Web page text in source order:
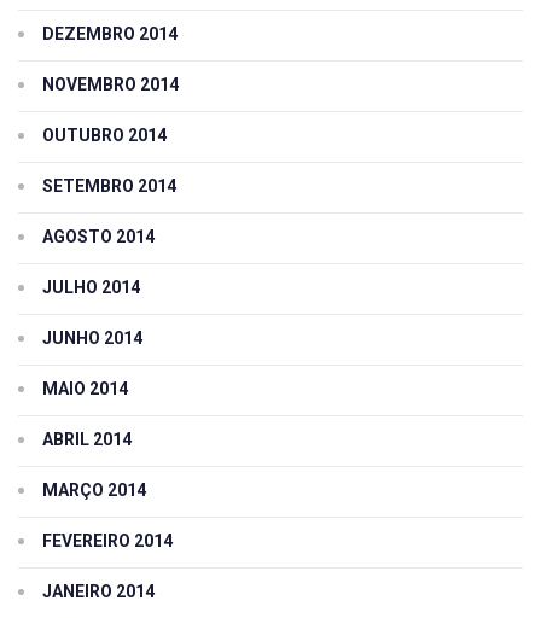
DEZEMBRO 2014
NOVEMBRO 2014
OUTUBRO 2014
SETEMBRO 2014
AGOSTO 2014
JULHO 2014
JUNHO 2014
MAIO 2014
ABRIL 2014
MARÇO 2014
FEVEREIRO 2014
JANEIRO 2014